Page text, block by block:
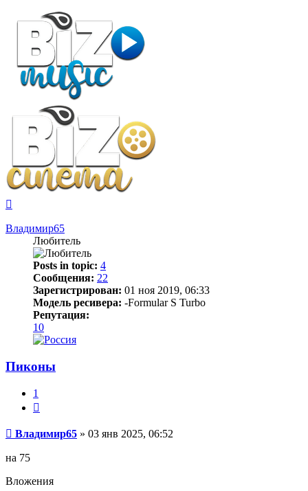
началу
Владимир65
Любитель
Posts in topic: 4
Сообщения: 22
Зарегистрирован: 01 ноя 2019, 06:33
Модель ресивера: -Formular S Turbo
Репутация:
10
Пиконы
1
Сообщение
Владимир65 » 03 янв 2025, 06:52
на 75
Вложения